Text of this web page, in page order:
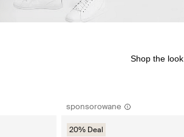
sponsorowane
20% Deal
Shop the look